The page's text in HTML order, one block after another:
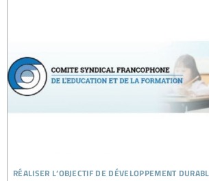
réaliser l’objectif de développement